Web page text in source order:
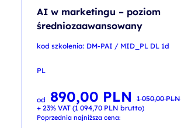
AI w marketingu – poziom
średniozaawansowany
kod szkolenia: DM-PAI / MID_PL DL 1d
PL
od 1 050,00PLN
Pierwotna
cena
wynosiła:
1 050,00 PLN.
890,00 PLN
Aktualna
cena
wynosi:
890,00 PLN.
+ 23% VAT (1 094,70 PLN brutto)
Poprzednia najniższa cena: